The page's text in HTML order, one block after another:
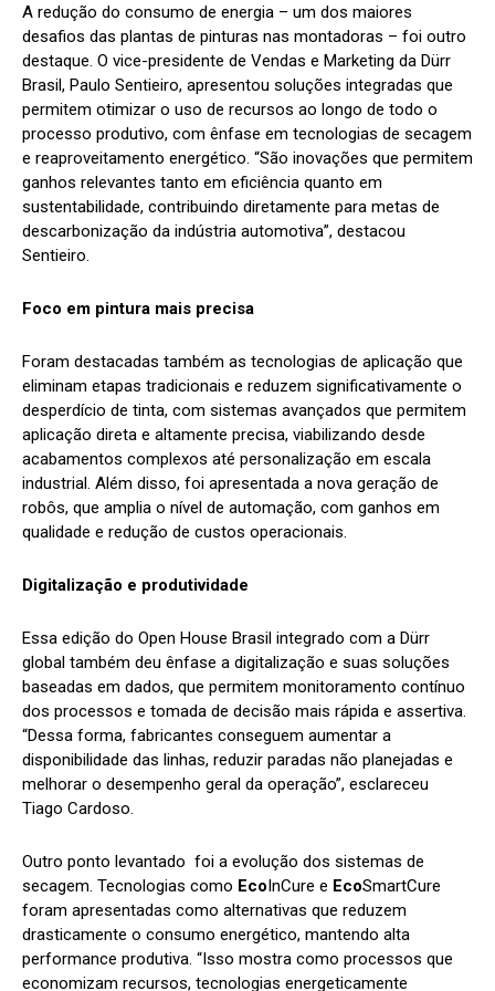
A redução do consumo de energia – um dos maiores
desafios das plantas de pinturas nas montadoras – foi outro
destaque. O vice-presidente de Vendas e Marketing da Dürr
Brasil, Paulo Sentieiro, apresentou soluções integradas que
permitem otimizar o uso de recursos ao longo de todo o
processo produtivo, com ênfase em tecnologias de secagem
e reaproveitamento energético. “São inovações que permitem
ganhos relevantes tanto em eficiência quanto em
sustentabilidade, contribuindo diretamente para metas de
descarbonização da indústria automotiva”, destacou
Sentieiro.
Foco em pintura mais precisa
Foram destacadas também as tecnologias de aplicação que
eliminam etapas tradicionais e reduzem significativamente o
desperdício de tinta, com sistemas avançados que permitem
aplicação direta e altamente precisa, viabilizando desde
acabamentos complexos até personalização em escala
industrial. Além disso, foi apresentada a nova geração de
robôs, que amplia o nível de automação, com ganhos em
qualidade e redução de custos operacionais.
Digitalização e produtividade
Essa edição do Open House Brasil integrado com a Dürr
global também deu ênfase a digitalização e suas soluções
baseadas em dados, que permitem monitoramento contínuo
dos processos e tomada de decisão mais rápida e assertiva.
“Dessa forma, fabricantes conseguem aumentar a
disponibilidade das linhas, reduzir paradas não planejadas e
melhorar o desempenho geral da operação”, esclareceu
Tiago Cardoso.
Outro ponto levantado foi a evolução dos sistemas de
secagem. Tecnologias como EcoInCure e EcoSmartCure
foram apresentadas como alternativas que reduzem
drasticamente o consumo energético, mantendo alta
performance produtiva. “Isso mostra como processos que
economizam recursos, tecnologias energeticamente